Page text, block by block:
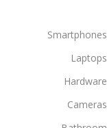
Smartphones
Laptops
Hardware
Cameras